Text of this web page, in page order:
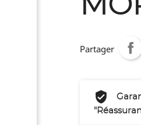
Partager